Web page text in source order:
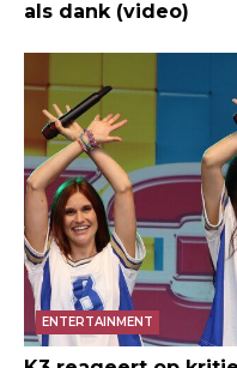
als dank (video)
ENTERTAINMENT